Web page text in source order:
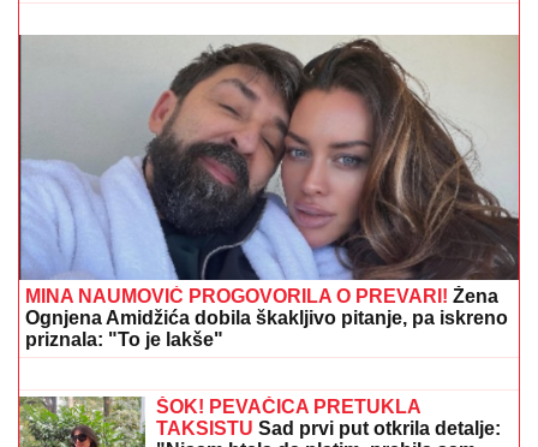
BIVŠI RIJALITI PAR PRODAJE KUĆU U KOJU SU
ULOŽILI 200.000 EVRASagradili vilu na Kosmaju i
pokrenuli biznis, a sada im hitno treba novac: "To je
razlog prodaje"
OD SAOBRAĆAJNICE DO ZELENE
OAZE SA KAFIĆIMA I VIDIKOVCIMA:
Novi most na Savi promeniće lice
Beograda i postati atraktivni javni
prostor
OGLASIO SE SLOBA RADANOVIĆ
NAKON NAPADA U BUDVI
neke probleme"